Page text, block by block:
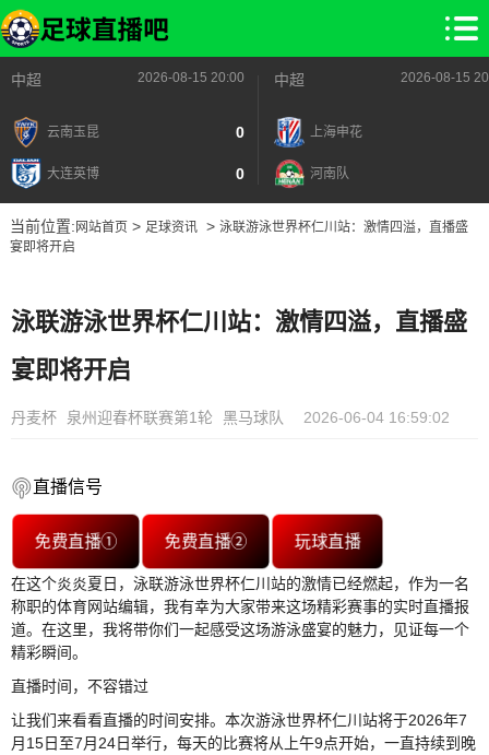
中超 2026-08-15 20:00
云南玉昆 0
大连英博 0
中超 2026-08-15
上海申花
河南队
当前位置: 网站首页> 足球资讯> 泳联游泳世界杯仁川站：激情四溢，直播盛
宴即将开启
泳联游泳世界杯仁川站：激情四溢，直播盛
宴即将开启
丹麦杯 泉州迎春杯联赛第1轮 黑马球队 2026-06-04 16:59:02
直播信号
免费直播① 免费直播② 玩球直播
在这个炎炎夏日，泳联游泳世界杯仁川站的激情已经燃起，作为一名
称职的体育网站编辑，我有幸为大家带来这场精彩赛事的实时直播报
道。在这里，我将带你们一起感受这场游泳盛宴的魅力，见证每一个
精彩瞬间。
直播时间，不容错过
让我们来看看直播的时间安排。本次游泳世界杯仁川站将于2026年7
月15日至7月24日举行，每天的比赛将从上午9点开始，一直持续到晚